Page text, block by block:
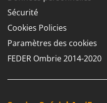
Ninja
NuovaFac
Sécurité
Cookies Policies
Paramètres des cookies
FEDER Ombrie 2014-2020